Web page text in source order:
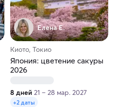
Елена Е.
Киото, Токио
Япония: цветение сакуры
2026
8 дней 21 – 28 мар. 2027
+2 даты